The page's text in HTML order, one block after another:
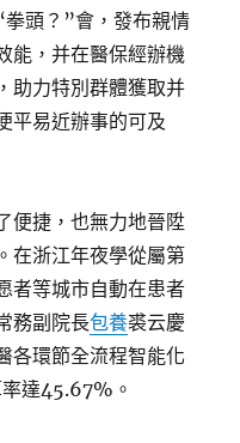
頭？”會，發布親情
能，并在醫保經辦機
助力特別群體獲取并
平易近辦事的可及
便捷，也無力地晉陞
在浙江年夜學從屬第
者等城市自動在患者
務副院長包養裘云慶
各環節全流程智能化
達45.67%。